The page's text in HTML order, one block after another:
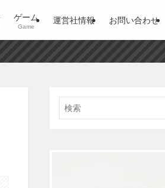
ゲーム
Game
運営社情報 お問い合わせ